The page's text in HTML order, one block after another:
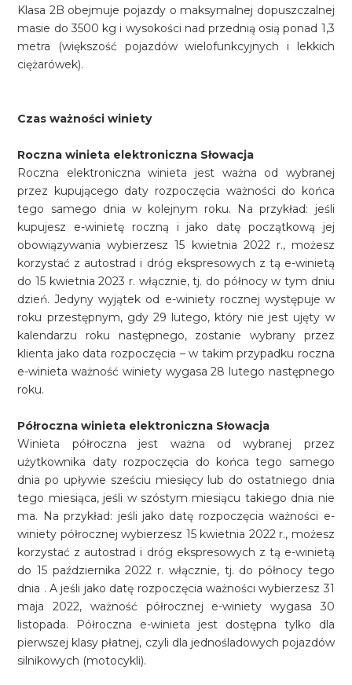
Klasa 2B obejmuje pojazdy o maksymalnej dopuszczalnej
masie do 3500 kg i wysokości nad przednią osią ponad 1,3
metra (większość pojazdów wielofunkcyjnych i lekkich
ciężarówek).
Czas ważności winiety
Roczna winieta elektroniczna Słowacja
Roczna elektroniczna winieta jest ważna od wybranej
przez kupującego daty rozpoczęcia ważności do końca
tego samego dnia w kolejnym roku. Na przykład: jeśli
kupujesz e-winietę roczną i jako datę początkową jej
obowiązywania wybierzesz 15 kwietnia 2022 r., możesz
korzystać z autostrad i dróg ekspresowych z tą e-winietą
do 15 kwietnia 2023 r. włącznie, tj. do północy w tym dniu
dzień. Jedyny wyjątek od e-winiety rocznej występuje w
roku przestępnym, gdy 29 lutego, który nie jest ujęty w
kalendarzu roku następnego, zostanie wybrany przez
klienta jako data rozpoczęcia – w takim przypadku roczna
e-winieta ważność winiety wygasa 28 lutego następnego
roku.
Półroczna winieta elektroniczna Słowacja
Winieta półroczna jest ważna od wybranej przez
użytkownika daty rozpoczęcia do końca tego samego
dnia po upływie sześciu miesięcy lub do ostatniego dnia
tego miesiąca, jeśli w szóstym miesiącu takiego dnia nie
ma. Na przykład: jeśli jako datę rozpoczęcia ważności e-
winiety półrocznej wybierzesz 15 kwietnia 2022 r., możesz
korzystać z autostrad i dróg ekspresowych z tą e-winietą
do 15 października 2022 r. włącznie, tj. do północy tego
dnia . A jeśli jako datę rozpoczęcia ważności wybierzesz 31
maja 2022, ważność półrocznej e-winiety wygasa 30
listopada. Półroczna e-winieta jest dostępna tylko dla
pierwszej klasy płatnej, czyli dla jednośladowych pojazdów
silnikowych (motocykli).